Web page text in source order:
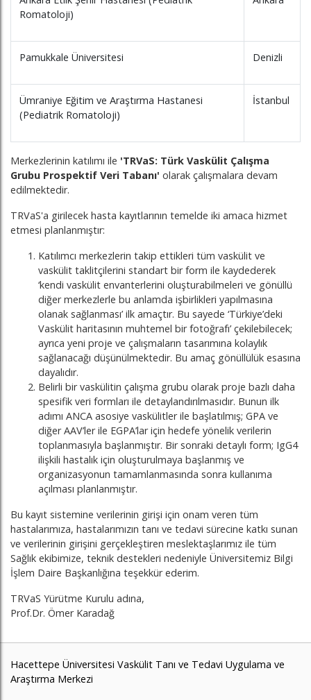
Romatoloji)
Pamukkale Üniversitesi Denizli
Ümraniye Eğitim ve Araştırma Hastanesi
(Pediatrik Romatoloji)
İstanbul
Merkezlerinin katılımı ile 'TRVaS: Türk Vaskülit Çalışma
Grubu Prospektif Veri Tabanı' olarak çalışmalara devam
edilmektedir.
TRVaS'a girilecek hasta kayıtlarının temelde iki amaca hizmet
etmesi planlanmıştır:
Katılımcı merkezlerin takip ettikleri tüm vaskülit ve
vaskülit taklitçilerini standart bir form ile kaydederek
‘kendi vaskülit envanterlerini oluşturabilmeleri ve gönüllü
diğer merkezlerle bu anlamda işbirlikleri yapılmasına
olanak sağlanması’ ilk amaçtır. Bu sayede ‘Türkiye’deki
Vaskülit haritasının muhtemel bir fotoğrafı’ çekilebilecek;
ayrıca yeni proje ve çalışmaların tasarımına kolaylık
sağlanacağı düşünülmektedir. Bu amaç gönüllülük esasına
dayalıdır.
Belirli bir vaskülitin çalışma grubu olarak proje bazlı daha
spesifik veri formları ile detaylandırılmasıdır. Bunun ilk
adımı ANCA asosiye vaskülitler ile başlatılmış; GPA ve
diğer AAV’ler ile EGPA’lar için hedefe yönelik verilerin
toplanmasıyla başlanmıştır. Bir sonraki detaylı form; IgG4
ilişkili hastalık için oluşturulmaya başlanmış ve
organizasyonun tamamlanmasında sonra kullanıma
açılması planlanmıştır.
Bu kayıt sistemine verilerinin girişi için onam veren tüm
hastalarımıza, hastalarımızın tanı ve tedavi sürecine katkı sunan
ve verilerinin girişini gerçekleştiren meslektaşlarımız ile tüm
Sağlık ekibimize, teknik destekleri nedeniyle Üniversitemiz Bilgi
İşlem Daire Başkanlığına teşekkür ederim.
TRVaS Yürütme Kurulu adına,
Prof.Dr. Ömer Karadağ
Hacettepe Üniversitesi Vaskülit Tanı ve Tedavi Uygulama ve
Araştırma Merkezi